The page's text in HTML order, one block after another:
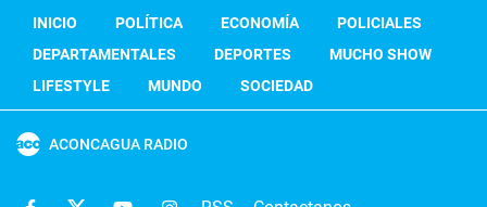
INICIO POLÍTICA ECONOMÍA
POLICIALES
DEPARTAMENTALES
DEPORTES
MUCHO SHOW
LIFESTYLE
MUNDO SOCIEDAD
ACONCAGUA RADIO